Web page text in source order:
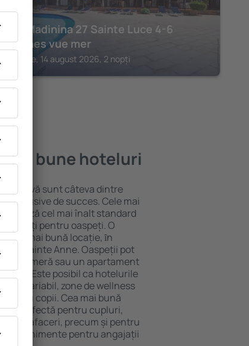
27 Sainte Luce 4-6
vue mer
Luce, 14 august 2026, 2 nopți
mai bune hoteluri
atractivă sunt câteva dintre
Inclusive de succes. Cele mai
cel mai înalt standard
facilități pentru oaspeți. O
cea mai bună locație, ȋn
din Sainte Anne. Oaspeții pot
o cameră sau un apartament
lor. Este posibil ca hotelurile
variabil, zone de wellness
pentru copii. Cea mai bună
perfectă pentru cupluri,
de afaceri, precum și pentru
evenimente pentru angajații